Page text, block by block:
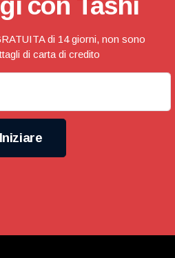
di 14 giorni, non sono
di carta di credito
Iniziare